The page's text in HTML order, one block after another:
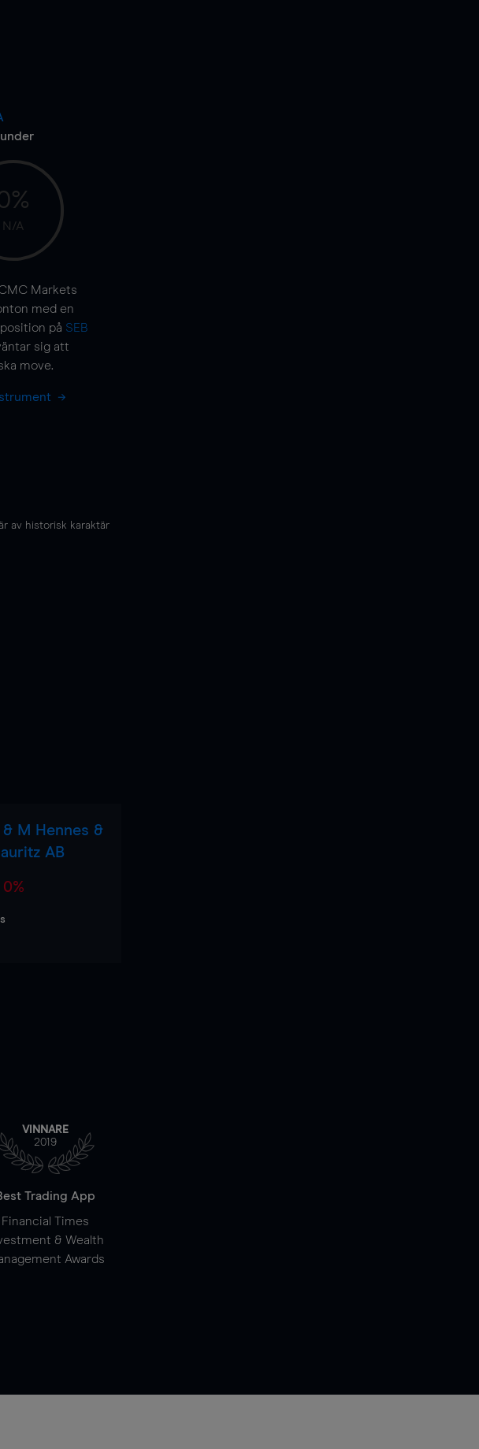
N/A
Markets
med en
på SEB
sig att
move.
av historisk karaktär
& M Hennes &
AB
0%
VINNARE
2019
Trading App
Financial Times
& Wealth
Awards